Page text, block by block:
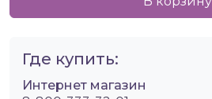
Где купить:
Интернет магазин